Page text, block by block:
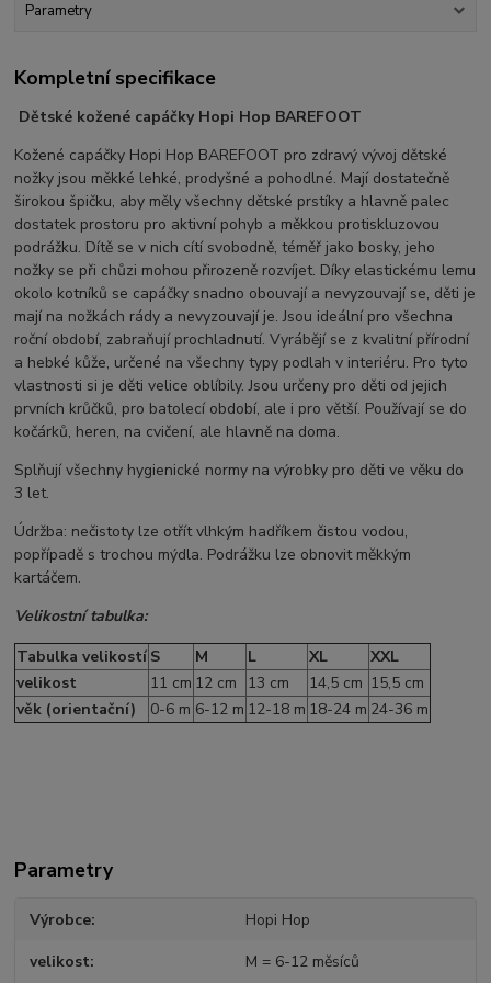
Parametry
Kompletní specifikace
Dětské kožené capáčky Hopi Hop BAREFOOT
Kožené capáčky Hopi Hop BAREFOOT pro zdravý vývoj dětské
nožky jsou měkké lehké, prodyšné a pohodlné. Mají dostatečně
širokou špičku, aby měly všechny dětské prstíky a hlavně palec
dostatek prostoru pro aktivní pohyb a měkkou protiskluzovou
podrážku. Dítě se v nich cítí svobodně, téměř jako bosky, jeho
nožky se při chůzi mohou přirozeně rozvíjet. Díky elastickému lemu
okolo kotníků se capáčky snadno obouvají a nevyzouvají se, děti je
mají na nožkách rády a nevyzouvají je. Jsou ideální pro všechna
roční období, zabraňují prochladnutí. Vyrábějí se z kvalitní přírodní
a hebké kůže, určené na všechny typy podlah v interiéru. Pro tyto
vlastnosti si je děti velice oblíbily. Jsou určeny pro děti od jejich
prvních krůčků, pro batolecí období, ale i pro větší. Používají se do
kočárků, heren, na cvičení, ale hlavně na doma.
Splňují všechny hygienické normy na výrobky pro děti ve věku do
3 let.
Údržba: nečistoty lze otřít vlhkým hadříkem čistou vodou,
popřípadě s trochou mýdla. Podrážku lze obnovit měkkým
kartáčem.
Velikostní tabulka:
Tabulka velikostí S M L XL
XXL
velikost
11 cm 12 cm 13 cm 14,5 cm 15,5 cm
věk (orientační)
0-6 m 6-12 m 12-18 m 18-24 m 24-36 m
Parametry
Výrobce Hopi Hop
velikost M = 6-12 měsíců